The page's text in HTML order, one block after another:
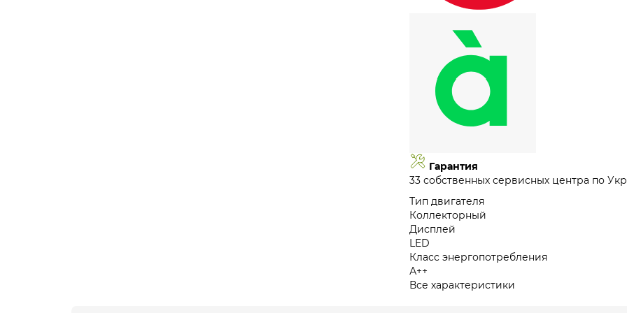
Гарантия
33 собственных сервисных центра по
Тип двигателя
Коллекторный
Дисплей
LED
Класс энергопотребления
А++
Все характеристики